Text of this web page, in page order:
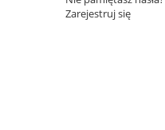
Zarejestruj się